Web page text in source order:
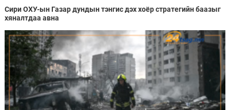
Сири ОХУ-ын Газар дундын тэнгис дэх хоёр стратегийн баазыг
хяналтдаа авна